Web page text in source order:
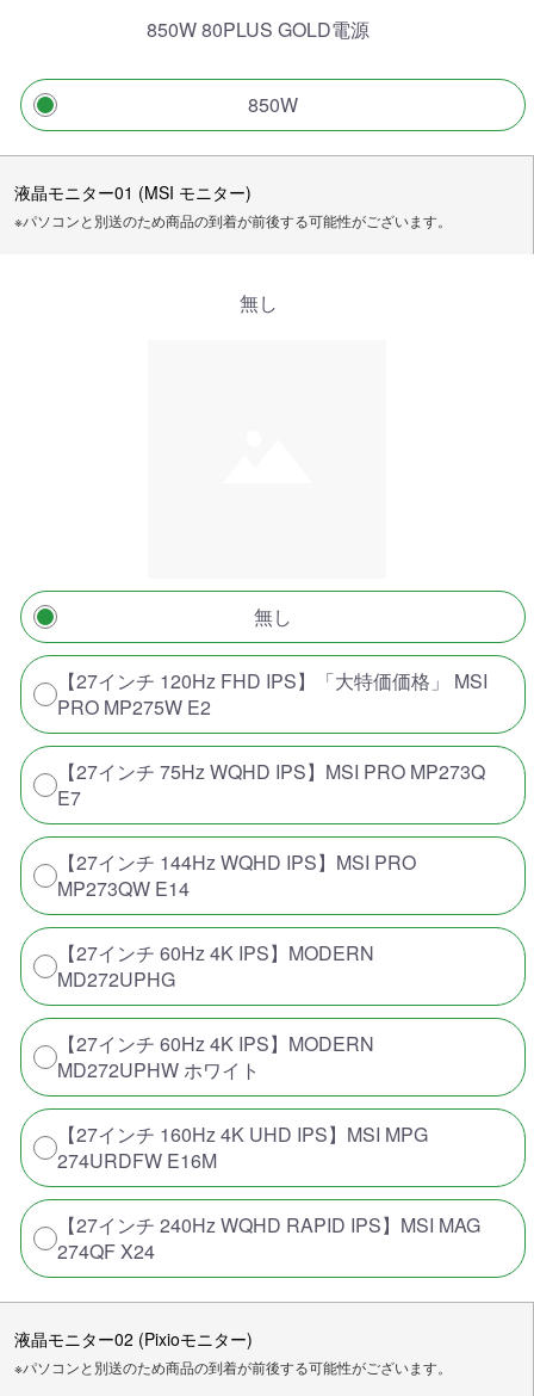
850W 80PLUS GOLD電源
850W
液晶モニター01 (MSI モニター)
※パソコンと別送のため商品の到着が前後する可能性がございます。
無し
無し
【27インチ 120Hz FHD IPS】「大特価価格」 MSI
PRO MP275W E2
【27インチ 75Hz WQHD IPS】MSI PRO MP273Q
E7
【27インチ 144Hz WQHD IPS】MSI PRO
MP273QW E14
【27インチ 60Hz 4K IPS】MODERN
MD272UPHG
【27インチ 60Hz 4K IPS】MODERN
MD272UPHW ホワイト
【27インチ 160Hz 4K UHD IPS】MSI MPG
274URDFW E16M
【27インチ 240Hz WQHD RAPID IPS】MSI MAG
274QF X24
液晶モニター02 (Pixioモニター)
※パソコンと別送のため商品の到着が前後する可能性がございます。